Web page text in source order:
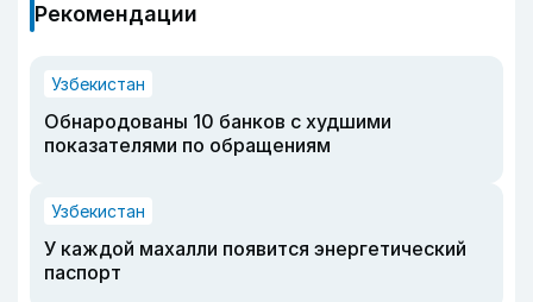
Рекомендации
Узбекистан
Обнародованы 10 банков с худшими
показателями по обращениям
Узбекистан
У каждой махалли появится энергетический
паспорт